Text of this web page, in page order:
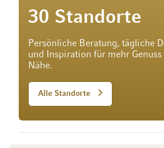
30 Standorte
Persönliche Beratung, tägliche
und Inspiration für mehr
Nähe.
Alle Standorte